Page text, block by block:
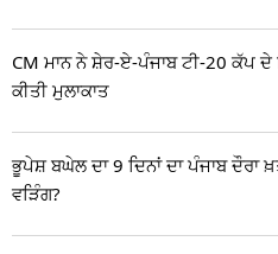
CM ਮਾਨ ਨੇ ਸ਼ੇਰ-ਏ-ਪੰਜਾਬ ਟੀ-20 ਕੱਪ ਦੇ
ਕੀਤੀ ਮੁਲਾਕਾਤ
ਭੂਪੇਸ਼ ਬਘੇਲ ਦਾ 9 ਦਿਨਾਂ ਦਾ ਪੰਜਾਬ ਦੌਰਾ
ਵੜਿੰਗ?